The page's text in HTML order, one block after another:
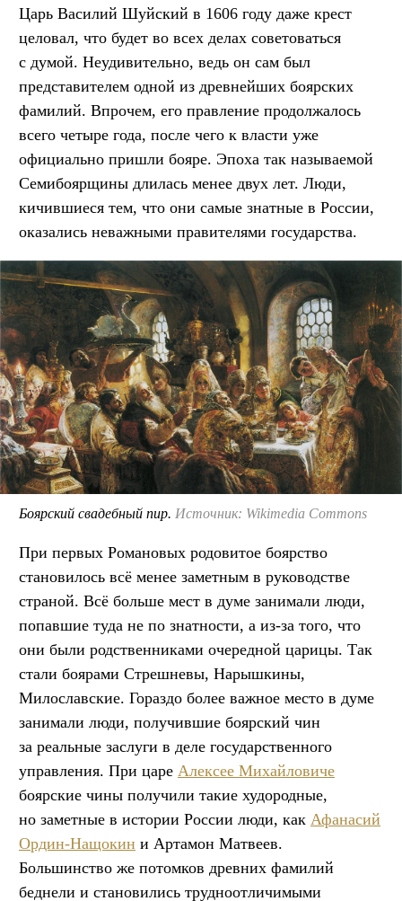
Царь Василий Шуйский в 1606 году даже крест
целовал, что будет во всех делах советоваться
с думой. Неудивительно, ведь он сам был
представителем одной из древнейших боярских
фамилий. Впрочем, его правление продолжалось
всего четыре года, после чего к власти уже
официально пришли бояре. Эпоха так называемой
Семибоярщины длилась менее двух лет. Люди,
кичившиеся тем, что они самые знатные в России,
оказались неважными правителями государства.
Боярский свадебный пир. Источник: Wikimedia Commons
При первых Романовых родовитое боярство
становилось всё менее заметным в руководстве
страной. Всё больше мест в думе занимали люди,
попавшие туда не по знатности, а из-за того, что
они были родственниками очередной царицы. Так
стали боярами Стрешневы, Нарышкины,
Милославские. Гораздо более важное место в думе
занимали люди, получившие боярский чин
за реальные заслуги в деле государственного
управления. При царе Алексее Михайловиче
боярские чины получили такие худородные,
но заметные в истории России люди, как Афанасий
Ордин-Нащокин и Артамон Матвеев.
Большинство же потомков древних фамилий
беднели и становились трудноотличимыми